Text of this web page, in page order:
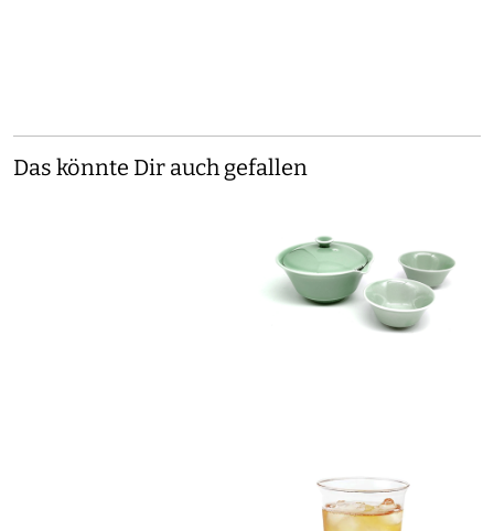
Das könnte Dir auch gefallen